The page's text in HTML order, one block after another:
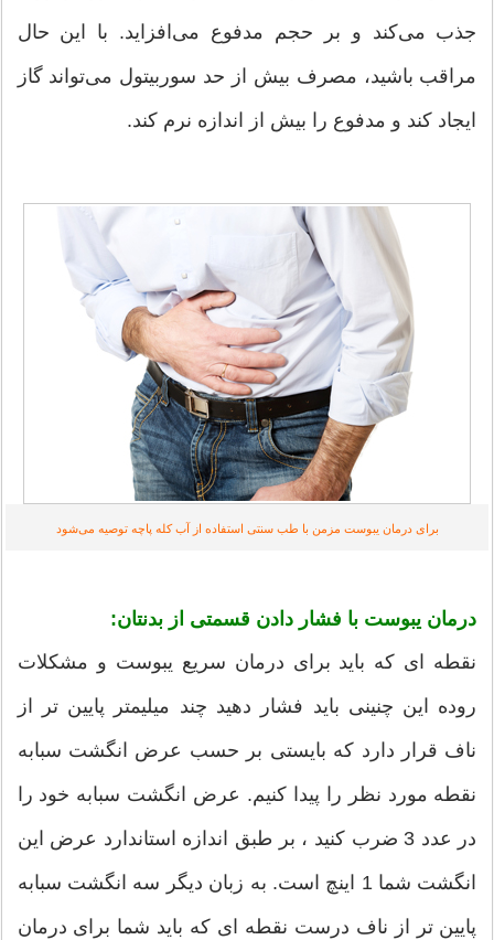
جذب می‌کند و بر حجم مدفوع می‌افزاید. با این حال
مراقب باشید، مصرف بیش از حد سوربیتول می‌تواند گاز
ایجاد کند و مدفوع را بیش از اندازه نرم کند.
برای درمان یبوست مزمن با طب سنتی استفاده از آب کله پاچه توصیه می‌شود
درمان یبوست با فشار دادن قسمتی از بدنتان:
نقطه ای که باید برای درمان سریع یبوست و مشکلات
روده این چنینی باید فشار دهید چند میلیمتر پایین تر از
ناف قرار دارد که بایستی بر حسب عرض انگشت سبابه
نقطه مورد نظر را پیدا کنیم. عرض انگشت سبابه خود را
در عدد 3 ضرب کنید ، بر طبق اندازه استاندارد عرض این
انگشت شما 1 اینچ است. به زبان دیگر سه انگشت سبابه
پایین تر از ناف درست نقطه ای که باید شما برای درمان